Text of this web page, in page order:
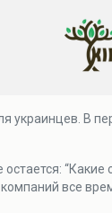
украинцев. В
все